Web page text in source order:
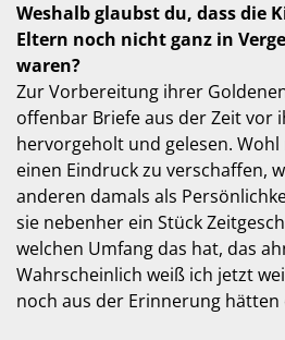
Weshalb glaubst du, dass die
Eltern noch nicht ganz in
waren?
Zur Vorbereitung ihrer
offenbar Briefe aus der Zeit vor
hervorgeholt und gelesen.
einen Eindruck zu verschaffen,
anderen damals als
sie nebenher ein Stück
welchen Umfang das hat, das
Wahrscheinlich weiß ich jetzt
noch aus der Erinnerung